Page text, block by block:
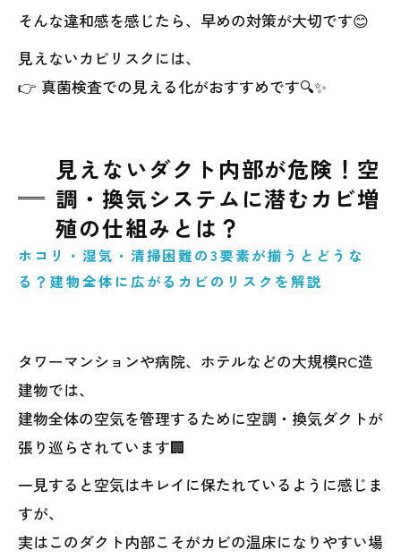
そんな違和感を感じたら、早めの対策が大切です😊
見えないカビリスクには、
👉 真菌検査での見える化がおすすめです🔍✨
見えないダクト内部が危険！空
調・換気システムに潜むカビ増
殖の仕組みとは？
ホコリ・湿気・清掃困難の3要素が揃うとどうな
る？建物全体に広がるカビのリスクを解説
タワーマンションや病院、ホテルなどの大規模RC造
建物では、
建物全体の空気を管理するために空調・換気ダクトが
張り巡らされています🏢
一見すると空気はキレイに保たれているように感じま
すが、
実はこのダクト内部こそがカビの温床になりやすい場